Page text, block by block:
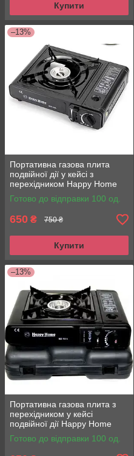
Купити
–13%
Портативна газова плита
подвійної дії у кейсі з
перехідником Happy Home
валізка
Готово до відправки 100 од.
650 ₴ 750 ₴
Купити
–13%
Портативна газова плита з
перехідником у кейсі
подвійної дії Happy Home
Готово до відправки 100 од.